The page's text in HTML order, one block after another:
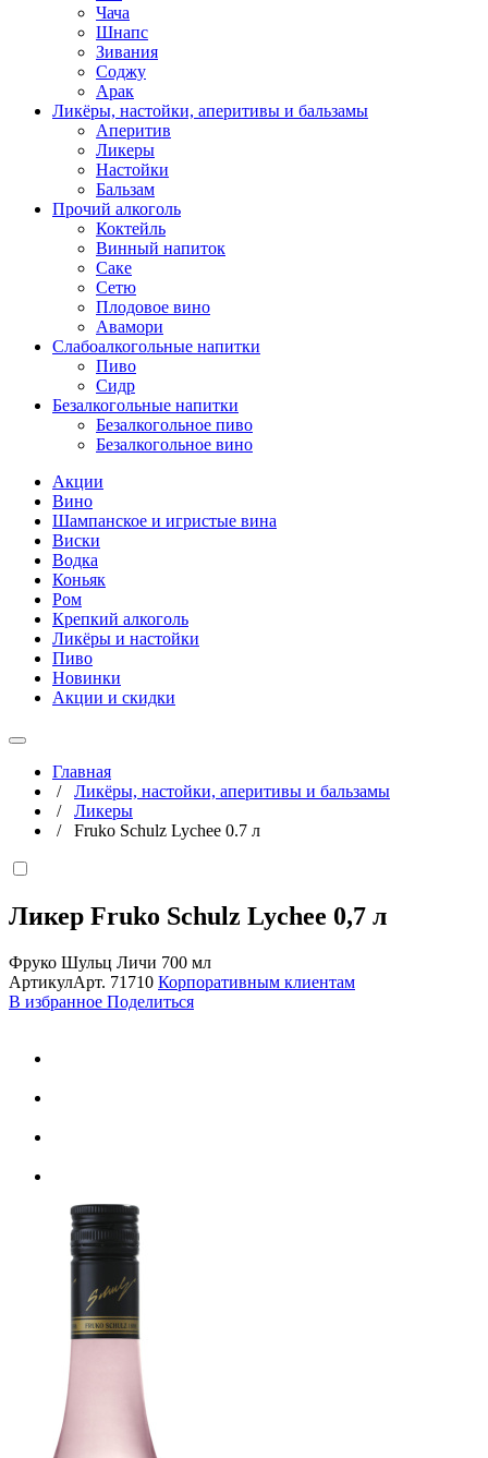
Чача
Шнапс
Зивания
Соджу
Арак
Ликёры, настойки, аперитивы и бальзамы
Аперитив
Ликеры
Настойки
Бальзам
Прочий алкоголь
Коктейль
Винный напиток
Саке
Сетю
Плодовое вино
Авамори
Слабоалкогольные напитки
Пиво
Сидр
Безалкогольные напитки
Безалкогольное пиво
Безалкогольное вино
Акции
Вино
Шампанское и игристые вина
Виски
Водка
Коньяк
Ром
Крепкий алкоголь
Ликёры и настойки
Пиво
Новинки
Акции и скидки
Главная
/ Ликёры, настойки, аперитивы и бальзамы
/ Ликеры
/ Fruko Schulz Lychee 0.7 л
Ликер Fruko Schulz Lychee 0,7 л
Фруко Шульц Личи 700 мл
АртикулАрт. 71710 Корпоративным клиентам
В избранное Поделиться